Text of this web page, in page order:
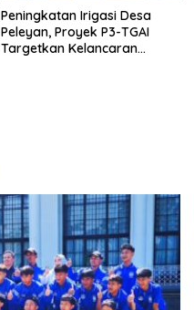
Peningkatan Irigasi Desa
Peleyan, Proyek P3-TGAI
Targetkan Kelancaran